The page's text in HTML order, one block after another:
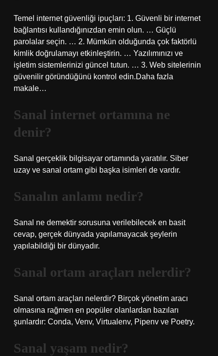
Temel internet güvenliği ipuçları: 1. Güvenli bir internet
bağlantısı kullandığınızdan emin olun. … Güçlü
parolalar seçin. … 2. Mümkün olduğunda çok faktörlü
kimlik doğrulamayı etkinleştirin. … Yazılımınızı ve
işletim sistemlerinizi güncel tutun. … 3. Web sitelerinin
güvenilir göründüğünü kontrol edin.Daha fazla
makale…
Sanal internet ortamına ne
denir?
Sanal gerçeklik bilgisayar ortamında yaratılır. Siber
uzay ve sanal ortam gibi başka isimleri de vardır.
Sanalın anlamı nedir?
Sanal ne demektir sorusuna verilebilecek en basit
cevap, gerçek dünyada yapılamayacak şeylerin
yapılabildiği bir dünyadır.
Sanal ortam araçları nelerdir?
Sanal ortam araçları nelerdir? Birçok yönetim aracı
olmasına rağmen en popüler olanlardan bazıları
şunlardır: Conda, Venv, Virtualenv, Pipenv ve Poetry.
Sanal yaşam nedir?